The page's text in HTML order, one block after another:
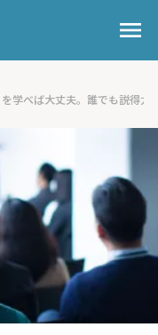
を学べば大丈夫。誰でも説得
menu